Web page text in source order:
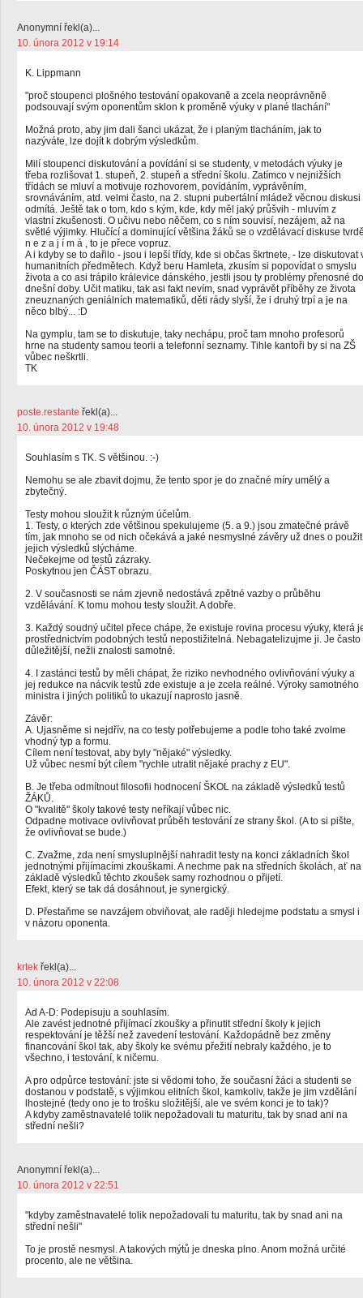
Anonymní řekl(a)...
10. února 2012 v 19:14
K. Lippmann
"proč stoupenci plošného testování opakovaně a zcela neoprávněně
podsouvají svým oponentům sklon k proměně výuky v plané tlachání"
Možná proto, aby jim dali šanci ukázat, že i planým tlacháním, jak to
nazýváte, lze dojít k dobrým výsledkům.
Milí stoupenci diskutování a povídání si se studenty, v metodách výuky je
třeba rozlišovat 1. stupeň, 2. stupeň a střední školu. Zatímco v nejnižších
třídách se mluví a motivuje rozhovorem, povídáním, vyprávěním,
srovnáváním, atd. velmi často, na 2. stupni pubertální mládež věcnou diskusi
odmítá. Ještě tak o tom, kdo s kým, kde, kdy měl jaký průšvih - mluvím z
vlastní zkušenosti. O učivu nebo něčem, co s ním souvisí, nezájem, až na
světlé výjimky. Hlučící a dominující většina žáků se o vzdělávací diskuse
n e z a j í m á , to je přece vopruz.
A i kdyby se to dařilo - jsou i lepší třídy, kde si občas škrtnete, - lze diskutovat
humanitních předmětech. Když beru Hamleta, zkusím si popovídat o smyslu
života a co asi trápilo králevice dánského, jestli jsou ty problémy přenosné do
dnešní doby. Učit matiku, tak asi fakt nevím, snad vyprávět příběhy ze života
zneuznaných geniálních matematiků, děti rády slyší, že i druhý trpí a je na
něco blbý... :D
Na gymplu, tam se to diskutuje, taky nechápu, proč tam mnoho profesorů
hrne na studenty samou teorii a telefonní seznamy. Tihle kantoři by si na ZŠ
vůbec neškrtli.
TK
poste.restante řekl(a)...
10. února 2012 v 19:48
Souhlasím s TK. S většinou. :-)
Nemohu se ale zbavit dojmu, že tento spor je do značné míry umělý a
zbytečný.
Testy mohou sloužit k různým účelům.
1. Testy, o kterých zde většinou spekulujeme (5. a 9.) jsou zmatečné právě
tím, jak mnoho se od nich očekává a jaké nesmyslné závěry už dnes o
jejich výsledků slýcháme.
Nečekejme od testů zázraky.
Poskytnou jen ČÁST obrazu.
2. V současnosti se nám zjevně nedostává zpětné vazby o průběhu
vzdělávání. K tomu mohou testy sloužit. A dobře.
3. Každý soudný učitel přece chápe, že existuje rovina procesu výuky, která
prostřednictvím podobných testů nepostižitelná. Nebagatelizujme ji. Je často
důležitější, nežli znalosti samotné.
4. I zastánci testů by měli chápat, že riziko nevhodného ovlivňování výuky a
jej redukce na nácvik testů zde existuje a je zcela reálné. Výroky samotného
ministra i jiných politiků to ukazují naprosto jasně.
Závěr:
A. Ujasněme si nejdřív, na co testy potřebujeme a podle toho také zvolme
vhodný typ a formu.
Cílem není testovat, aby byly "nějaké" výsledky.
Už vůbec nesmí být cílem "rychle utratit nějaké prachy z EU".
B. Je třeba odmítnout filosofii hodnocení ŠKOL na základě výsledků testů
ŽÁKŮ.
O "kvalitě" školy takové testy neříkají vůbec nic.
Odpadne motivace ovlivňovat průběh testování ze strany škol. (A to si pište,
že ovlivňovat se bude.)
C. Zvažme, zda není smysluplnější nahradit testy na konci základních škol
jednotnými přijímacími zkouškami. A nechme pak na středních školách, ať na
základě výsledků těchto zkoušek samy rozhodnou o přijetí.
Efekt, který se tak dá dosáhnout, je synergický.
D. Přestaňme se navzájem obviňovat, ale raději hledejme podstatu a smysl i
v názoru oponenta.
krtek řekl(a)...
10. února 2012 v 22:08
Ad A-D: Podepisuju a souhlasím.
Ale zavést jednotné přijímací zkoušky a přinutit střední školy k jejich
respektování je těžší než zavedení testování. Každopádně bez změny
financování škol tak, aby školy ke svému přežití nebraly každého, je to
všechno, i testování, k ničemu.
A pro odpůrce testování: jste si vědomi toho, že současní žáci a studenti se
dostanou v podstatě, s výjimkou elitních škol, kamkoliv, takže je jim vzdělání
lhostejné (tedy ono je to trošku složitější, ale ve svém konci je to tak)?
A kdyby zaměstnavatelé tolik nepožadovali tu maturitu, tak by snad ani na
střední nešli?
Anonymní řekl(a)...
10. února 2012 v 22:51
"kdyby zaměstnavatelé tolik nepožadovali tu maturitu, tak by snad ani na
střední nešli"
To je prostě nesmysl. A takových mýtů je dneska plno. Anom možná určité
procento, ale ne většina.